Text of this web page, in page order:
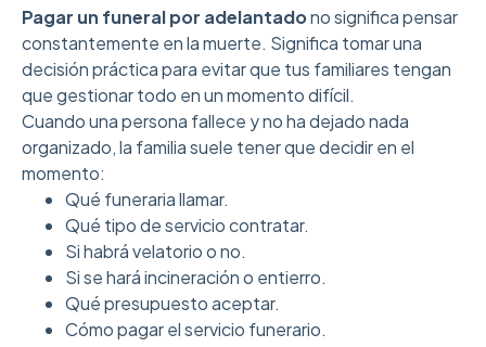
Pagar un funeral por adelantadono significa pensar
constantemente en la muerte. Significa tomar una
decisión práctica para evitar que tus familiares tengan
que gestionar todo en un momento difícil.
Cuando una persona fallece y no ha dejado nada
organizado, la familia suele tener que decidir en el
momento:
Qué funeraria llamar.
Qué tipo de servicio contratar.
Si habrá velatorio o no.
Si se hará incineración o entierro.
Qué presupuesto aceptar.
Cómo pagar el servicio funerario.